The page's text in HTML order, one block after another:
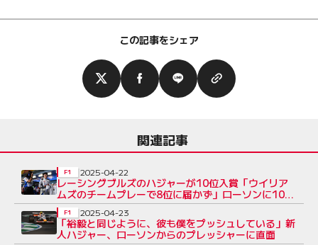
この記事をシェア
関連記事
レーシングブルズのハジャーが10位入賞「ウイリア
ムズのチームプレーで8位に届かず」ローソンに10秒
のペナルティ
F1 2025-04-22
「裕毅と同じように、彼も僕をプッシュしている」新
人ハジャー、ローソンからのプレッシャーに直面
F1 2025-04-23